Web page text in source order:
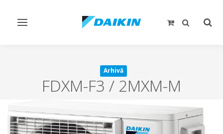
Comutare
Arhivă
FDXM-F3 / 2MXM-M